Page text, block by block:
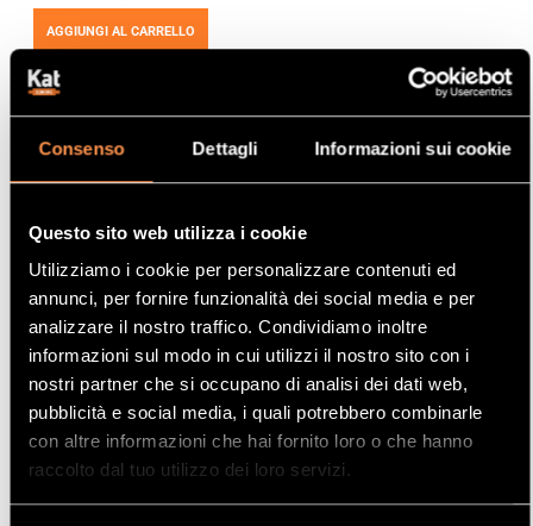
Consenso Dettagli Informazioni sui cookie
Questo sito web utilizza i cookie
Utilizziamo i cookie per personalizzare contenuti ed
annunci, per fornire funzionalità dei social media e per
analizzare il nostro traffico. Condividiamo inoltre
informazioni sul modo in cui utilizzi il nostro sito con i
nostri partner che si occupano di analisi dei dati web,
pubblicità e social media, i quali potrebbero combinarle
con altre informazioni che hai fornito loro o che hanno
raccolto dal tuo utilizzo dei loro servizi.
AGGIUNGI AL CARRELLO
Mostrare Per pagina
La vostra selezione
Prodotto
Catalizzatore
Manufacturer